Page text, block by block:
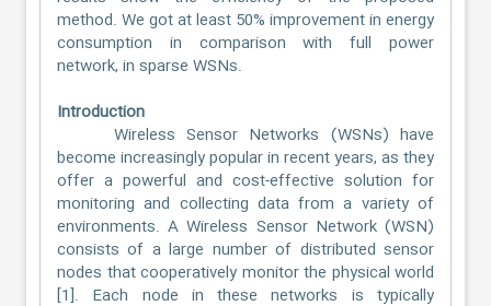
method. We got at least 50% improvement in energy
consumption in comparison with full power
network, in sparse WSNs.
Introduction
Wireless Sensor Networks (WSNs) have
become increasingly popular in recent years, as they
offer a powerful and cost-effective solution for
monitoring and collecting data from a variety of
environments. A Wireless Sensor Network (WSN)
consists of a large number of distributed sensor
nodes that cooperatively monitor the physical world
[1]. Each node in these networks is typically